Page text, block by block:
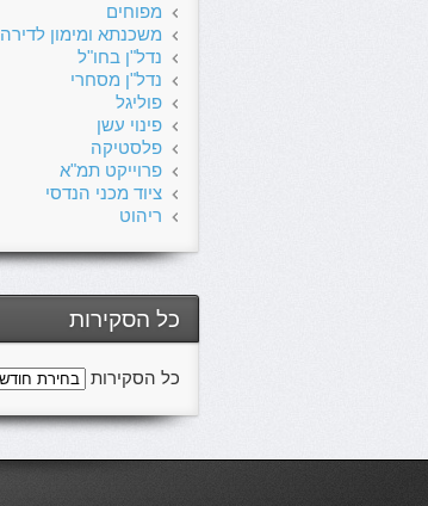
מפוחים
משכנתא ומימון לדירה
נדל"ן בחו"ל
נדל"ן מסחרי
פוליגל
פינוי עשן
פלסטיקה
פרוייקט תמ"א
ציוד מכני הנדסי
ריהוט
כל הסקירות
כל הסקירות